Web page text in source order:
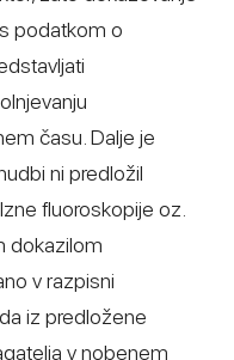
podatkom o
času. Dalje je
ni predložil
fluoroskopije oz.
dokazilom
v razpisni
iz predložene
v nobenem